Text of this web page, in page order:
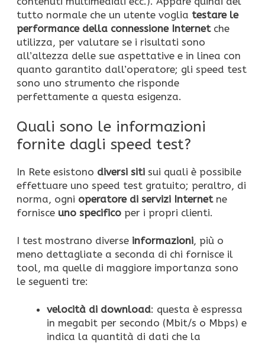
tutto normale che un utente voglia testare le
performance della connessione Internetche
utilizza, per valutare se i risultati sono
all’altezza delle sue aspettative e in linea con
quanto garantito dall’operatore; gli speed test
sono uno strumento che risponde
perfettamente a questa esigenza.
Quali sono le informazioni
fornite dagli speed test?
In Rete esistono diversi siti sui quali è possibile
effettuare uno speed test gratuito; peraltro, di
norma, ogni operatore di servizi Internetne
fornisce uno specifico per i propri clienti.
I test mostrano diverse informazioni, più o
meno dettagliate a seconda di chi fornisce il
tool, ma quelle di maggiore importanza sono
le seguenti tre:
velocità di download: questa è espressa
in megabit per secondo (Mbit/s o Mbps) e
indica la quantità di dati che la